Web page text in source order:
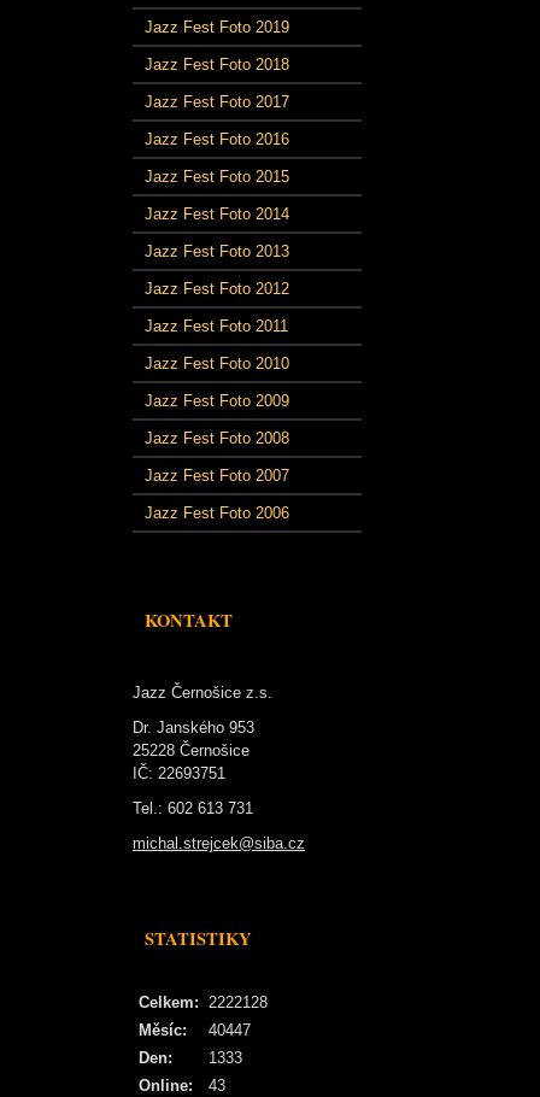
Jazz Fest Foto 2019
Jazz Fest Foto 2018
Jazz Fest Foto 2017
Jazz Fest Foto 2016
Jazz Fest Foto 2015
Jazz Fest Foto 2014
Jazz Fest Foto 2013
Jazz Fest Foto 2012
Jazz Fest Foto 2011
Jazz Fest Foto 2010
Jazz Fest Foto 2009
Jazz Fest Foto 2008
Jazz Fest Foto 2007
Jazz Fest Foto 2006
KONTAKT
Jazz Černošice z.s.
Dr. Janského 953
25228 Černošice
IČ: 22693751
Tel.: 602 613 731
michal.strejcek@siba.cz
STATISTIKY
Online: 43
Celkem: 2222128
Měsíc:
40447
Den:
1333